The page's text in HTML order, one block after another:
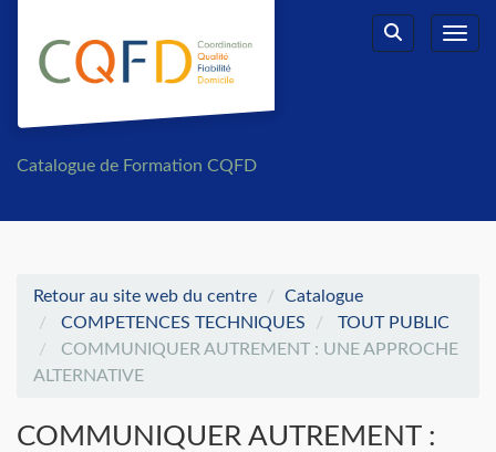
Rechercher
Catalogue de Formation CQFD
Retour au site web du centre
Catalogue
COMPETENCES TECHNIQUES
TOUT PUBLIC
COMMUNIQUER AUTREMENT : UNE APPROCHE
ALTERNATIVE
COMMUNIQUER AUTREMENT :